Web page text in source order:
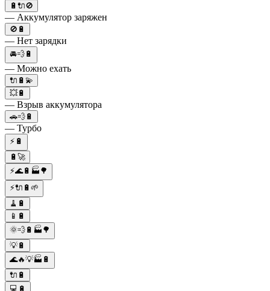
🔋🔌🚫
— Аккумулятор заряжен
🚫🔋
— Нет зарядки
🚘💨🔋
— Можно ехать
🔌🔋💫
💥🔋
— Взрыв аккумулятора
🚗💨🔋
— Турбо
⚡️🔋
🔋🚀
⚡🌊🔋🏭🌳
⚡️🔌🔋🌱
🧹🔋
📱🔋
🌞💨🔋🏭🌳
💡🔋
🌊🔥💡🏭🔋
🔌🔋
💻🔋